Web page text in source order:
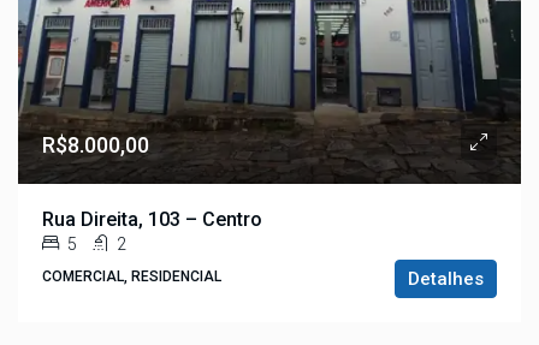
R$8.000,00
Rua Direita, 103 – Centro
5 2
COMERCIAL, RESIDENCIAL Detalhes